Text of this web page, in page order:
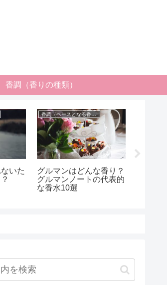
香調（香りの種類）
いた
香調（ベースとなる香りの種類）
グルマンはどんな香り？
グルマンノートの代表的
な香水10選